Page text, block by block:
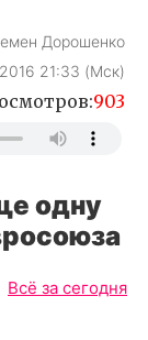
Дорошенко
21:33 (Мск)
903
одну
Всё за сегодня